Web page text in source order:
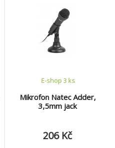
* Stick-on mic holder *
Adapter cable * User guide
Systémové požadavky *
Připojení 3.5 mm Více
Mikrofon Natec Adder,
3,5mm jack
E-shop 3 ks
206 Kč